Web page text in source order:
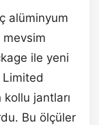
alüminyum
mevsim
ile yeni
Limited
jantları
Bu ölçüler